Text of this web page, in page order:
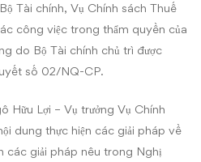
Tài chính, Vụ Chính sách Thuế
công việc trong thẩm quyền của
do Bộ Tài chính chủ trì được
số 02/NQ-CP.
Hữu Lợi – Vụ trưởng Vụ Chính
dung thực hiện các giải pháp về
các giải pháp nêu trong Nghị